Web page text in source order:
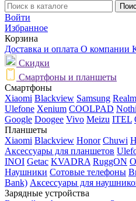
Войти
Избранное
Корзина
Доставка и оплата О компании
Скидки
Смартфоны и планшеты
Смартфоны
Xiaomi Blackview Samsung
Ulefone Xenium COOLPAD
Google Doogee Vivo Meizu ITEL
Планшеты
Xiaomi Blackview Honor Chuwi
Аксессуары для планшетов
INOI Getac KVADRA RuggON
Наушники Сотовые телефоны
Bank) Аксессуары для
Зарядные устройства